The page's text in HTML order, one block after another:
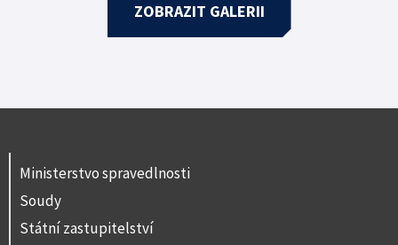
ZOBRAZIT GALERII
Ministerstvo spravedlnosti
Soudy
Státní zastupitelství